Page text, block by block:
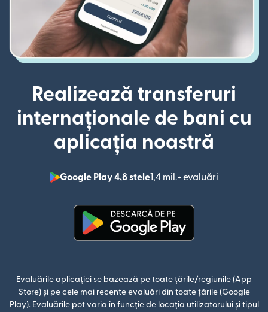
Realizează transferuri
internaționale de bani cu
aplicația noastră
Google Play 4,8 stele1,4 mil.+ evaluări
(se
Evaluările aplicației se bazează pe toate țările/regiunile (App
Store) și pe cele mai recente evaluări din toate țările (Google
Play). Evaluările pot varia în funcție de locația utilizatorului și tipul